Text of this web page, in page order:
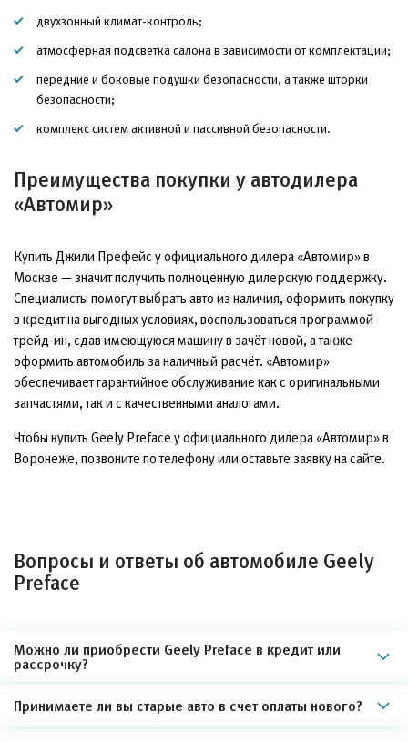
двухзонный климат-контроль;
атмосферная подсветка салона в зависимости от комплектации;
передние и боковые подушки безопасности, а также шторки
безопасности;
комплекс систем активной и пассивной безопасности.
Преимущества покупки у автодилера
«Автомир»
Купить Джили Префейс у официального дилера «Автомир» в
Москве — значит получить полноценную дилерскую поддержку.
Специалисты помогут выбрать авто из наличия, оформить покупку
в кредит на выгодных условиях, воспользоваться программой
трейд-ин, сдав имеющуюся машину в зачёт новой, а также
оформить автомобиль за наличный расчёт. «Автомир»
обеспечивает гарантийное обслуживание как с оригинальными
запчастями, так и с качественными аналогами.
Чтобы купить Geely Preface у официального дилера «Автомир» в
Воронеже, позвоните по телефону или оставьте заявку на сайте.
Вопросы и ответы об автомобиле Geely
Preface
Можно ли приобрести Geely Preface в кредит или
рассрочку?
Принимаете ли вы старые авто в счет оплаты нового?